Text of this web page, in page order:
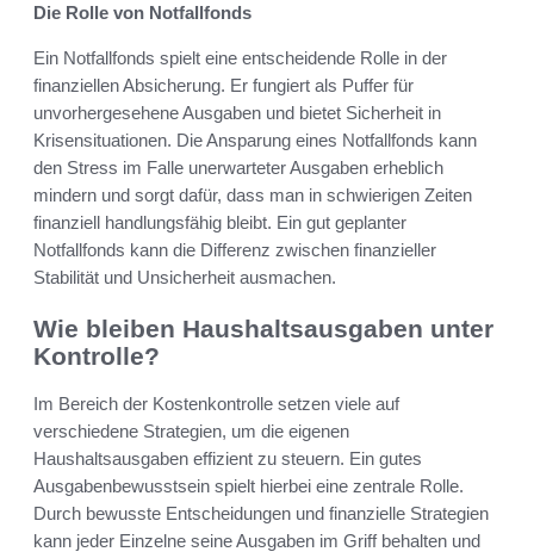
Die Rolle von Notfallfonds
Ein Notfallfonds spielt eine entscheidende Rolle in der
finanziellen Absicherung. Er fungiert als Puffer für
unvorhergesehene Ausgaben und bietet Sicherheit in
Krisensituationen. Die Ansparung eines Notfallfonds kann
den Stress im Falle unerwarteter Ausgaben erheblich
mindern und sorgt dafür, dass man in schwierigen Zeiten
finanziell handlungsfähig bleibt. Ein gut geplanter
Notfallfonds kann die Differenz zwischen finanzieller
Stabilität und Unsicherheit ausmachen.
Wie bleiben Haushaltsausgaben unter
Kontrolle?
Im Bereich der Kostenkontrolle setzen viele auf
verschiedene Strategien, um die eigenen
Haushaltsausgaben effizient zu steuern. Ein gutes
Ausgabenbewusstsein spielt hierbei eine zentrale Rolle.
Durch bewusste Entscheidungen und finanzielle Strategien
kann jeder Einzelne seine Ausgaben im Griff behalten und